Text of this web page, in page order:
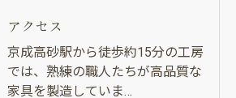
アクセス
京成高砂駅から徒歩約15分の工房
では、熟練の職人たちが高品質な
家具を製造していま…